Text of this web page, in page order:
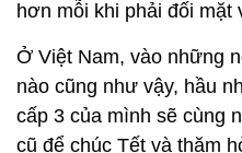
hơn mỗi khi phải đối
Ở Việt Nam, vào những
nào cũng như vậy, hầu
cấp 3 của mình sẽ cùng
cũ để chúc Tết và thăm